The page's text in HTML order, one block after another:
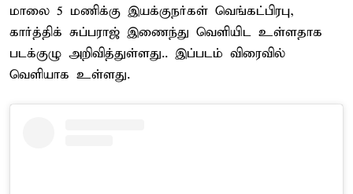
மாலை 5 மணிக்கு இயக்குநர்கள் வெங்கட்பிரபு,
கார்த்திக் சுப்பராஜ் இணைந்து வெளியிட உள்ளதாக
படக்குழு அறிவித்துள்ளது.. இப்படம் விரைவில்
வெளியாக உள்ளது.